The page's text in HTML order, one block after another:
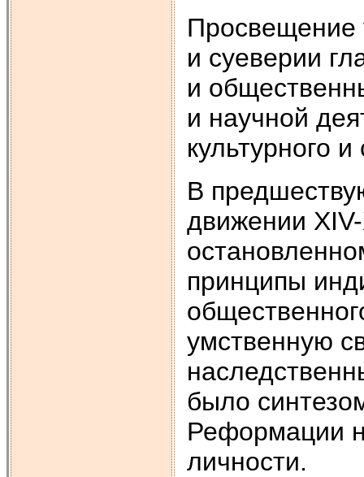
Просвещение
и суеверии
и
и научной
культурного
В
движении
принципы
умственную
было
Реформации
личности.